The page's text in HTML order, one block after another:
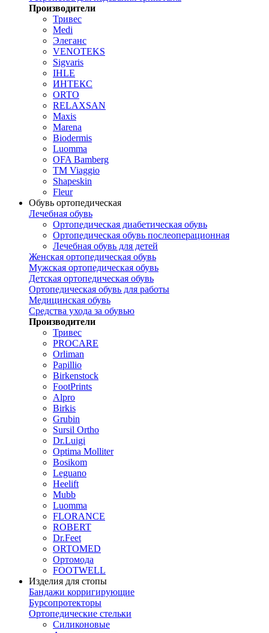
Производители
Тривес
Medi
Элеганс
VENOTEKS
Sigvaris
IHLE
ИНТЕКС
ORTO
RELAXSAN
Maxis
Marena
Biodermis
Luomma
OFA Bamberg
TM Viaggio
Shapeskin
Fleur
Обувь ортопедическая
Лечебная обувь
Ортопедическая диабетическая обувь
Ортопедическая обувь послеоперационная
Лечебная обувь для детей
Женская ортопедическая обувь
Мужская ортопедическая обувь
Детская ортопедическая обувь
Ортопедическая обувь для работы
Медицинская обувь
Средства ухода за обувью
Производители
Тривес
PROCARE
Orliman
Papillio
Birkenstock
FootPrints
Alpro
Birkis
Grubin
Sursil Ortho
Dr.Luigi
Optima Molliter
Bosikom
Leguano
Heelift
Mubb
Luomma
FLORANCE
ROBERT
Dr.Feet
ORTOMED
Ортомода
FOOTWELL
Изделия для стопы
Бандажи корригирующие
Бурсопротекторы
Ортопедические стельки
Силиконовые